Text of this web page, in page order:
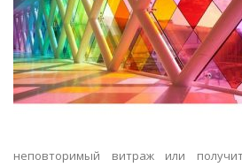
неповторимый витраж или